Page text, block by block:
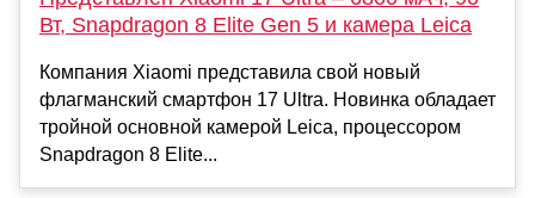
Вт, Snapdragon 8 Elite Gen 5 и камера Leica
Компания Xiaomi представила свой новый
флагманский смартфон 17 Ultra. Новинка обладает
тройной основной камерой Leica, процессором
Snapdragon 8 Elite...